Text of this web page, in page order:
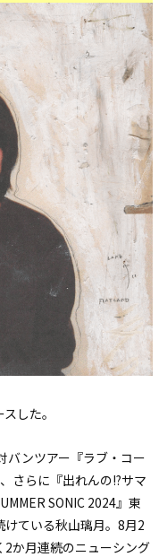
した。
バンツアー『ラブ・コー
さらに『出れんの!?サマ
SONIC 2024』東
ている秋山璃月。8月2
2か月連続のニューシング